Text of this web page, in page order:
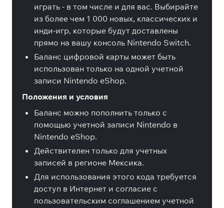
играть - в том числе и для вас. Выбирайте
из более чем 1 000 новых, классических и
инди-игр, которые будут доставлены
прямо на вашу консоль Nintendo Switch.
Баланс цифровой карты может быть
использован только на одной учетной
записи Nintendo eShop.
Положения и условия
Баланс можно пополнить только с
помощью учетной записи Nintendo в
Nintendo eShop.
Действителен только для учетных
записей в регионе Мексика.
Для использования этого кода требуется
доступ в Интернет и согласие с
пользовательским соглашением учетной